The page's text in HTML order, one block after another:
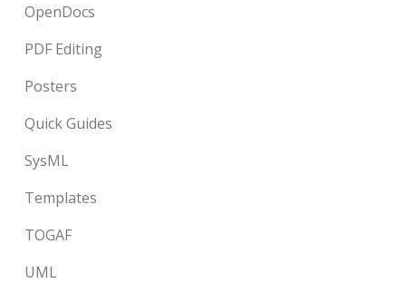
OpenDocs
PDF Editing
Posters
Quick Guides
SysML
Templates
TOGAF
UML